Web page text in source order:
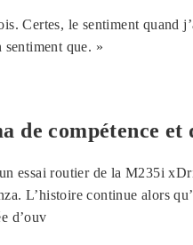
Certes, le sentiment quand
que. »
de compétence et
essai routier de la M235i
L’histoire continue alors
d’ouv